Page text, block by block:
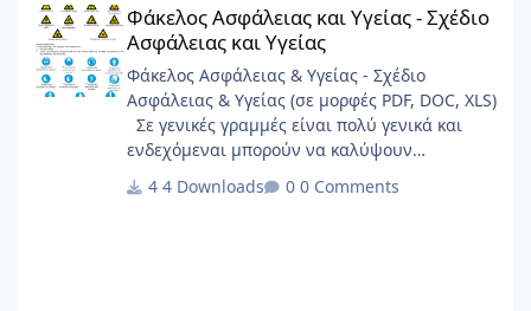
Φάκελος Ασφάλειας και Υγείας - Σχέδιο
Ασφάλειας και Υγείας
Φάκελος Ασφάλειας & Υγείας - Σχέδιο
Ασφάλειας & Υγείας (σε μορφές PDF, DOC, XLS)
Σε γενικές γραμμές είναι πολύ γενικά και
ενδεχόμεναι μπορούν να καλύψουν
σημαντικό φάσμα έργων.
4 Downloads 0 Comments